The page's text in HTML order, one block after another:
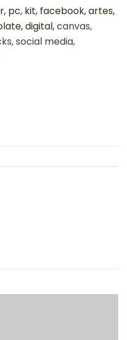
pc, kit, facebook, artes,
digital,canvas,
social media,